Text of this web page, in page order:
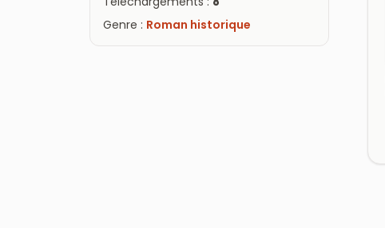
Genre : Roman historique